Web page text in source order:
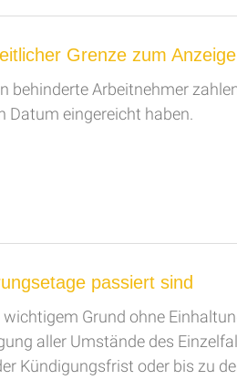
Grenze zum
Arbeitnehmer
Datum eingereicht haben.
passiert sind
Grund ohne
aller Umstände des
Kündigungsfrist oder bis zu